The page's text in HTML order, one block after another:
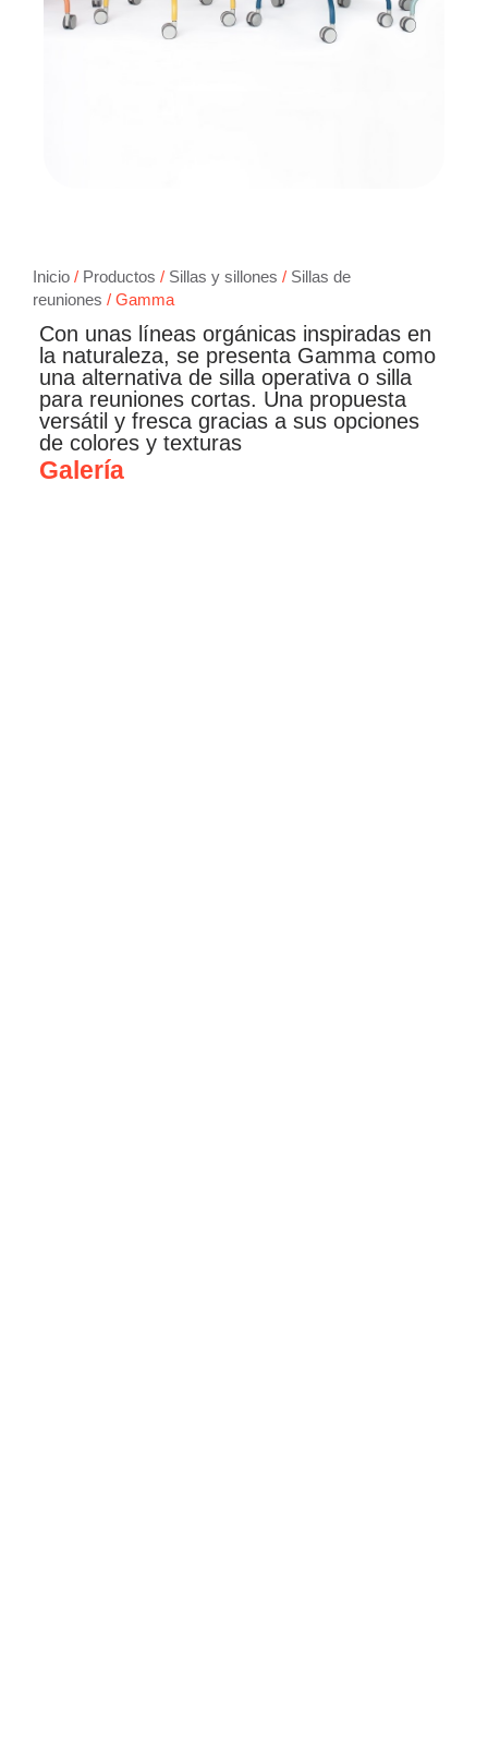
Inicio / Productos / Sillas y sillones / Sillas de
reuniones / Gamma
Con unas líneas orgánicas inspiradas en
la naturaleza, se presenta Gamma como
una alternativa de silla operativa o silla
para reuniones cortas. Una propuesta
versátil y fresca gracias a sus opciones
de colores y texturas
Galería